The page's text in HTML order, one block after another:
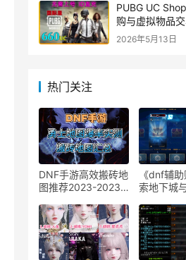
PUBG UC
购与虚拟物品
PUBG UC Shop
2026年5月13日
热门关注
DNF手游高效搬砖地
图推荐2023-2023
地图攻略
《dnf辅
索地下城
工具深度
吧里了解
籍